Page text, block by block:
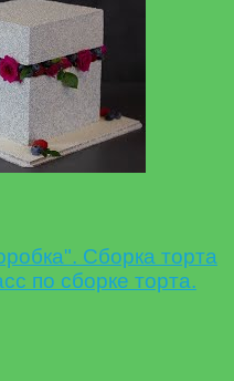
Сборка торта
по сборке торта.